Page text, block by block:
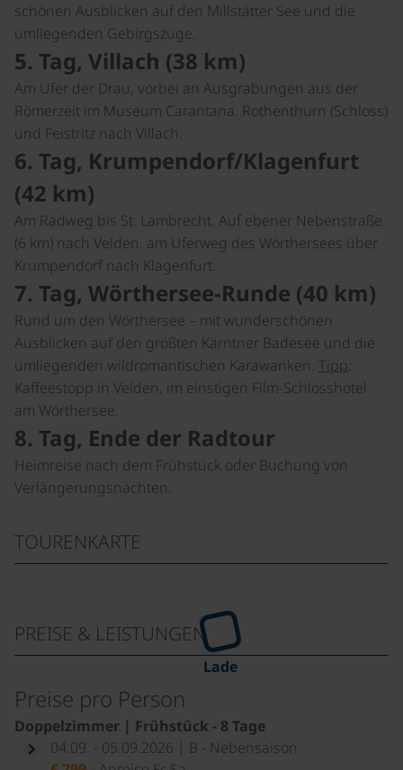
schönen Ausblicken auf den Millstätter See und die
umliegenden Gebirgszüge.
5. Tag, Villach (38 km)
Am Ufer der Drau, vorbei an Ausgrabungen aus der
Römerzeit im Museum Carantana. Rothenthurn (Schloss)
und Feistritz nach Villach.
6. Tag, Krumpendorf/Klagenfurt
(42 km)
Am Radweg bis St. Lambrecht. Auf ebener Nebenstraße
(6 km) nach Velden. am Uferweg des Wörthersees über
Krumpendorf nach Klagenfurt.
7. Tag, Wörthersee-Runde (40 km)
Rund um den Wörthersee – mit wunderschönen
Ausblicken auf den größten Kärntner Badesee und die
umliegenden wildromantischen Karawanken. Tipp:
Kaffeestopp in Velden, im einstigen Film-Schlosshotel
am Wörthersee.
8. Tag, Ende der Radtour
Heimreise nach dem Frühstück oder Buchung von
Verlängerungsnächten.
TOURENKARTE
Lade
PREISE & LEISTUNGEN
Preise pro Person
Doppelzimmer | Frühstück - 8 Tage
04.09. - 05.09.2026 | B - Nebensaison